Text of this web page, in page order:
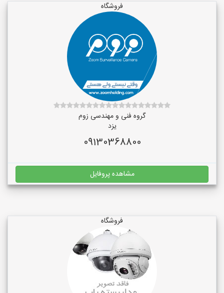
فروشگاه
گروه فنی و مهندسی زوم
یزد
09130368800
مشاهده پروفایل
فروشگاه